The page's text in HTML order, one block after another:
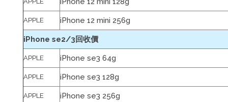
APPLE iPhone 12 mini 256g
iPhone se2/3回收價
APPLE iPhone se3 64g
APPLE iPhone se3 128g
APPLE iPhone se3 256g